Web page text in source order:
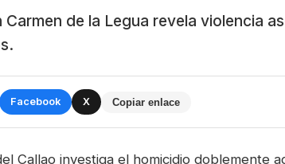
Carmen de la Legua revela violencia
Facebook X Copiar enlace
Callao investiga el homicidio doblemente